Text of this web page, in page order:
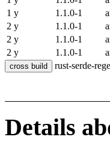
1 y
1.1.0-1
2 y
1.1.0-1
2 y
1.1.0-1
2 y
1.1.0-1
rust-serde-
Details